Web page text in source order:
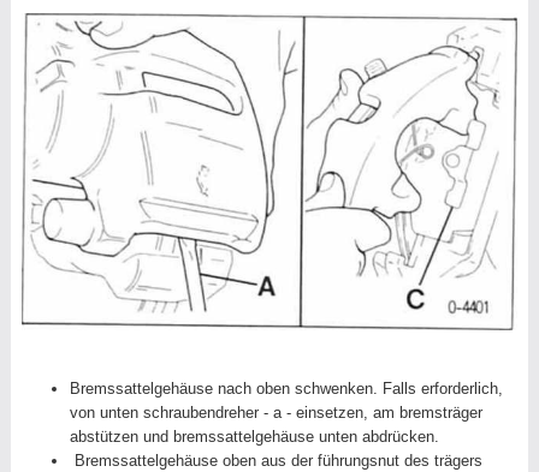
Bremssattelgehäuse nach oben schwenken. Falls erforderlich,
von unten schraubendreher - a - einsetzen, am bremsträger
abstützen und bremssattelgehäuse unten abdrücken.
Bremssattelgehäuse oben aus der führungsnut des trägers